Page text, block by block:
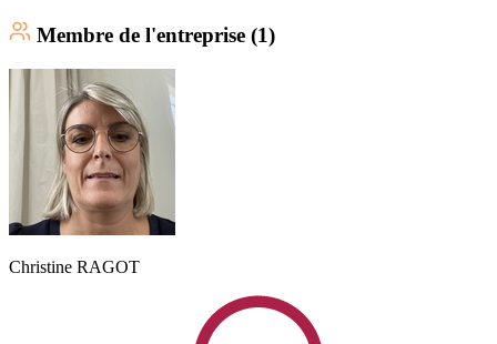
Membre de l'entreprise (1)
Christine RAGOT